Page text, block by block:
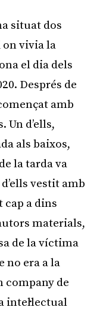
situat dos
on vivia la
el dia dels
Després de
amb
d’ells,
als baixos,
la tarda va
vestit amb
a dins
materials,
de la víctima
no era a la
company de
intel·lectual